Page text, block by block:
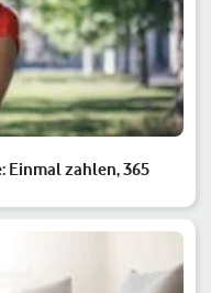
Einmal zahlen, 365